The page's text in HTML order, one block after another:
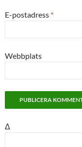
E-postadress *
Webbplats
Δ